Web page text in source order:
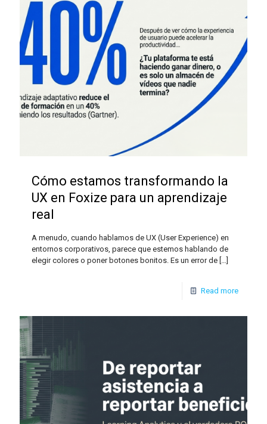
Cómo estamos transformando la
UX en Foxize para un aprendizaje
real
A menudo, cuando hablamos de UX (User Experience) en
entornos corporativos, parece que estemos hablando de
elegir colores o poner botones bonitos. Es un error de […]
Read more